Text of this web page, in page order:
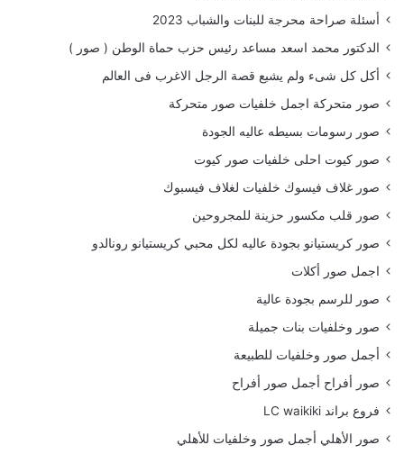
أسئلة صراحة محرجة للبنات والشباب 2023
الدكتور محمد اسعد مساعد رئيس حزب حماة الوطن ( صور )
أكل كل شىء ولم يشبع قصة الرجل الاغرب فى العالم
صور متحركة اجمل خلفيات صور متحركة
صور رسومات بسيطه عاليه الجودة
صور كيوت احلى خلفيات صور كيوت
صور غلاف فيسوك خلفيات لغلاف فيسبوك
صور قلب مكسور حزينة للمجروحين
صور كريستيانو بجودة عاليه لكل محبي كريستيانو رونالدو
اجمل صور أكلات
صور للرسم بجودة عالية
صور وخلفيات بنات جميلة
أجمل صور وخلفيات للطبيعة
صور أفراح أجمل صور أفراح
فروع براند LC waikiki
صور الأهلي أجمل صور وخلفيات للأهلي